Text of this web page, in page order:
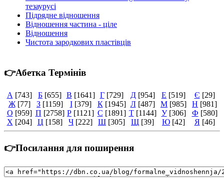
тезаурусі
Підрядне відношення
Відношення частина - ціле
Відношення
Чистота зародкових пластівців
👉Абетка Термінів
А [743] Б [655] В [1641] Г [729] Д [954] Е [519] Є [29]
Ж [77] З [1159] І [379] К [1945] Л [487] М [985] Н [981]
О [959] П [2758] Р [1121] С [1891] Т [1144] У [306] Ф [580]
Х [204] Ц [158] Ч [222] Ш [305] Щ [39] Ю [42] Я [46]
👉Посилання для поширення